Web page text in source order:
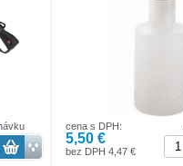
cena s DPH:
5,50 €
bez DPH 4,47 €